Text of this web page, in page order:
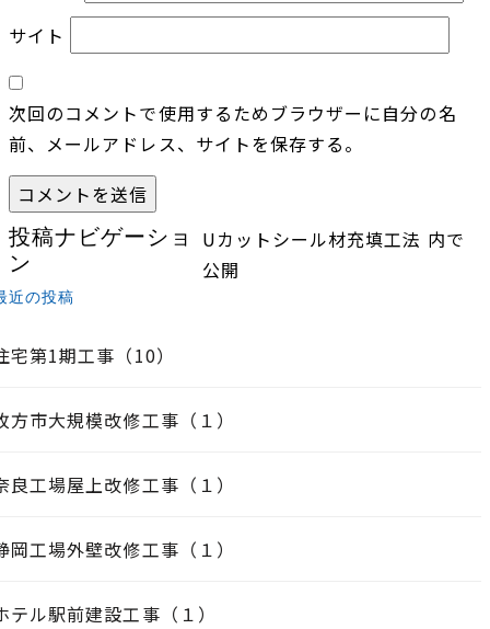
サイト
次回のコメントで使用するためブラウザーに自分の名
前、メールアドレス、サイトを保存する。
投稿ナビゲーショ
ン
Uカットシール材充填工法 内で
公開
近の投稿
宅第1期工事（10）
方市大規模改修工事（１）
良工場屋上改修工事（１）
岡工場外壁改修工事（１）
テル駅前建設工事（１）